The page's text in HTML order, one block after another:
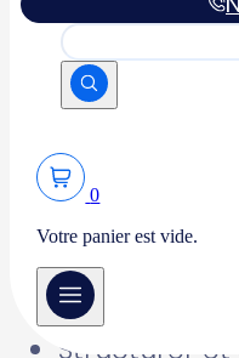
Rechercher
0
Votre panier est vide.
pour la
Maîtriser la
souplesse et
utiliser
Découvrir les
essentiels
Structurer et